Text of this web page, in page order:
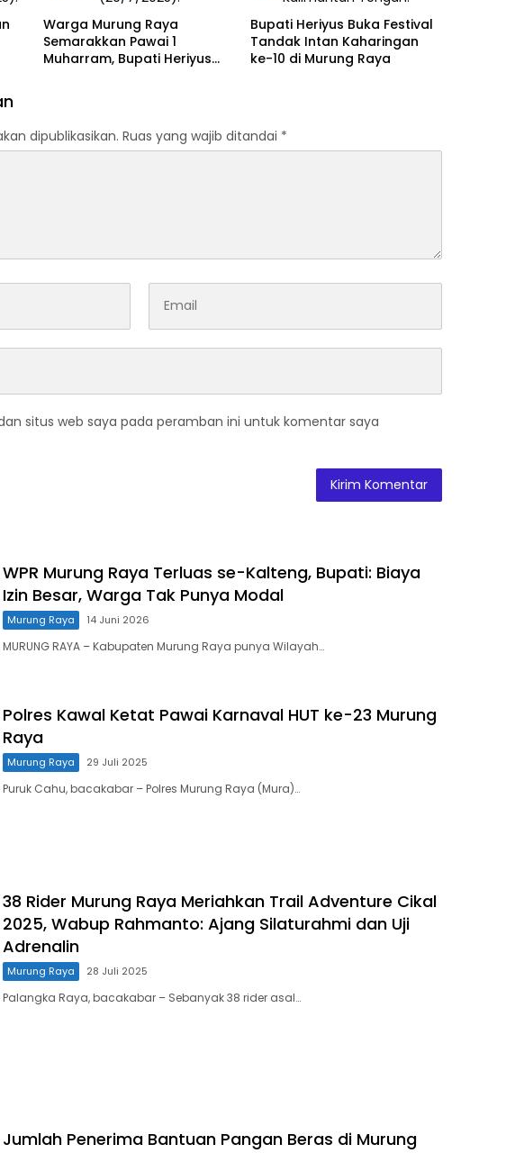
Warga Murung Raya
Semarakkan Pawai 1
Muharram, Bupati Heriyus
Bupati Heriyus Buka Festival
Tandak Intan Kaharingan
ke-10 di Murung Raya
dipublikasikan. Ruas yang wajib ditandai *
situs web saya pada peramban ini untuk komentar saya
WPR Murung Raya Terluas se-Kalteng, Bupati: Biaya
Izin Besar, Warga Tak Punya Modal
Murung Raya 14 Juni 2026
MURUNG RAYA – Kabupaten Murung Raya punya Wilayah…
Polres Kawal Ketat Pawai Karnaval HUT ke-23 Murung
Raya
Murung Raya 29 Juli 2025
Puruk Cahu, bacakabar – Polres Murung Raya (Mura)…
38 Rider Murung Raya Meriahkan Trail Adventure Cikal
2025, Wabup Rahmanto: Ajang Silaturahmi dan Uji
Adrenalin
Murung Raya 28 Juli 2025
Palangka Raya, bacakabar – Sebanyak 38 rider asal…
Jumlah Penerima Bantuan Pangan Beras di Murung